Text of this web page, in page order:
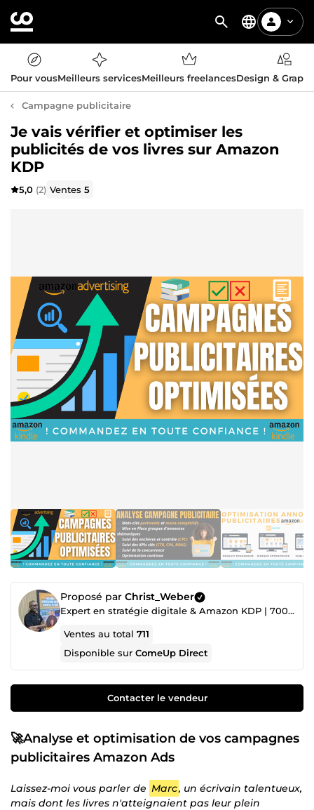
Pour vousMeilleurs servicesMeilleurs freelancesDesign &
Campagne publicitaire
Je vais vérifier et optimiser les
publicités de vos livres sur Amazon
KDP
5,0 (2) Ventes5
Proposé par Christ_Weber
Expert en stratégie digitale & Amazon KDP | 700+ projets réalisés ✅
Ventes au total711
Disponible surComeUp Direct
Contacter le vendeur
🚀Analyse et optimisation de vos campagnes
publicitaires Amazon Ads
Laissez-moi vous parler de Marc, un écrivain talentueux,
mais dont les livres n'atteignaient pas leur plein